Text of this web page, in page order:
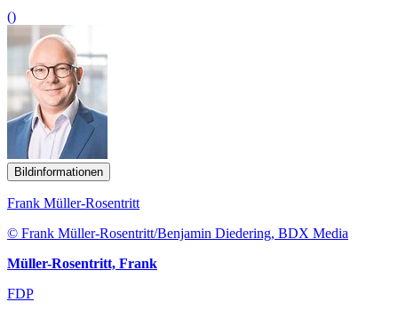
()
Bildinformationen
Frank Müller-Rosentritt
© Frank Müller-Rosentritt/Benjamin Diedering, BDX Media
Müller-Rosentritt, Frank
FDP